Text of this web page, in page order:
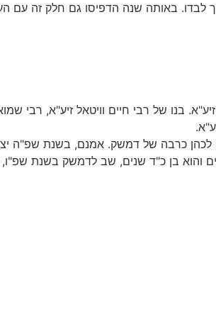
לבדו. באותה שנה הדפיסו גם חלק זה עם
בנו של רבי חיים וויטאל זיע"א, רבי
לכהן כרבה של דמשק. אמנם, בשנת שפ"ה
והוא בן כ"ד שנים, שב לדמשק בשנת שפ"ו,